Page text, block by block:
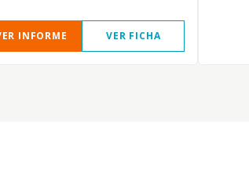
INFORME VER FICHA